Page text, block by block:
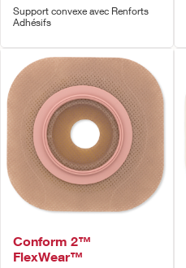
Support convexe avec Renforts
Adhésifs
Conform 2™
FlexWear™